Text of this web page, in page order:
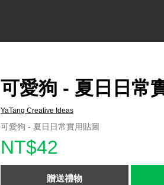
可愛狗 - 夏日日常
YaTang Creative Ideas
可愛狗 - 夏日日常實用貼圖
NT$42
贈送禮物